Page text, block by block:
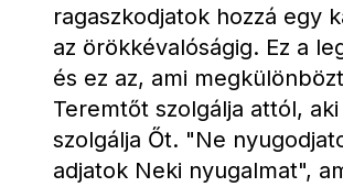
ragaszkodjatok hozzá egy
az örökkévalóságig. Ez a
és ez az, ami
Teremtőt szolgálja attól,
szolgálja Őt. "Ne
adjatok Neki nyugalmat",